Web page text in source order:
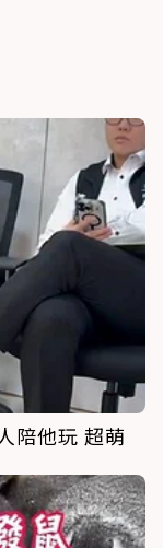
陪他玩 超萌